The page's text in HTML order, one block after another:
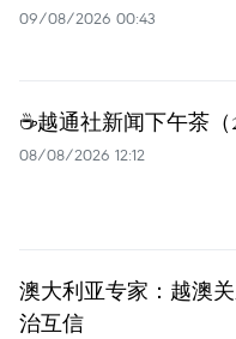
09/08/2026 00:43
☕️越通社新闻下午茶（
08/08/2026 12:12
澳大利亚专家：越澳
治互信